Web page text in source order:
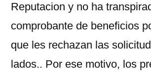
Reputacion y no ha
comprobante de beneficios
que les rechazan las
lados.. Por ese motivo, los